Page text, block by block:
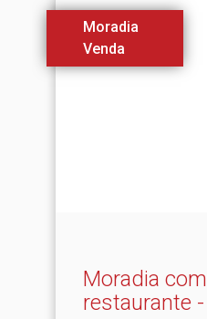
Moradia
Venda
Moradia
restaurante